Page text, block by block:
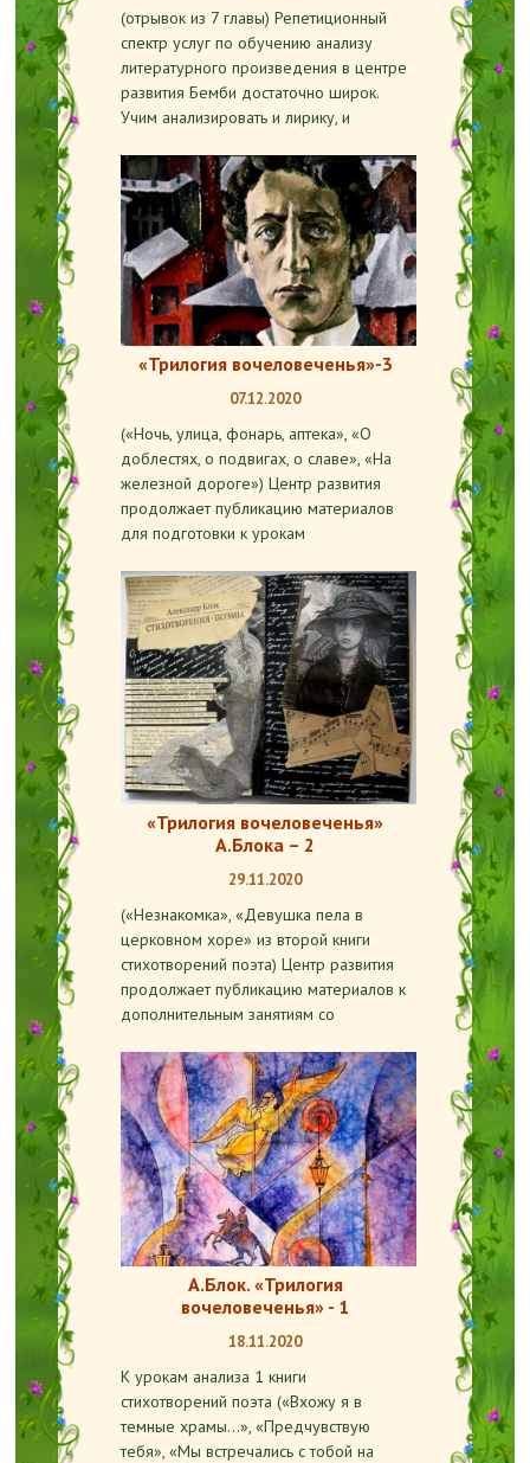
(отрывок из 7 главы) Репетиционный
спектр услуг по обучению анализу
литературного произведения в центре
развития Бемби достаточно широк.
Учим анализировать и лирику, и
«Трилогия вочеловеченья»-3
07.12.2020
(«Ночь, улица, фонарь, аптека», «О
доблестях, о подвигах, о славе», «На
железной дороге») Центр развития
продолжает публикацию материалов
для подготовки к урокам
«Трилогия вочеловеченья»
А.Блока – 2
29.11.2020
(«Незнакомка», «Девушка пела в
церковном хоре» из второй книги
стихотворений поэта) Центр развития
продолжает публикацию материалов к
дополнительным занятиям со
А.Блок. «Трилогия
вочеловеченья» - 1
18.11.2020
К урокам анализа 1 книги
стихотворений поэта («Вхожу я в
темные храмы…», «Предчувствую
тебя», «Мы встречались с тобой на